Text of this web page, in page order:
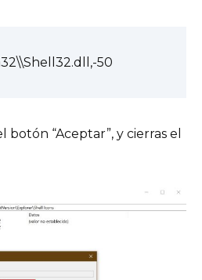
50
botón “Aceptar”, y cierras el